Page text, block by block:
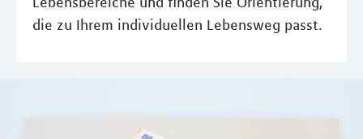
die zu Ihrem individuellen Lebensweg passt.